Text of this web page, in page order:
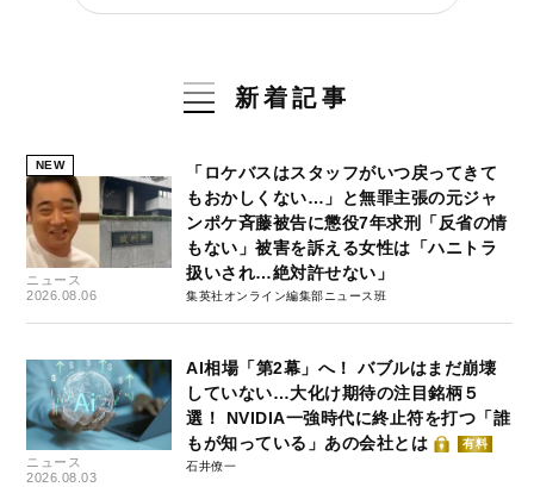
新着記事
NEW
ニュース
2026.08.06
「ロケバスはスタッフがいつ戻ってきて
もおかしくない…」と無罪主張の元ジャ
ンポケ斉藤被告に懲役7年求刑「反省の情
もない」被害を訴える女性は「ハニトラ
扱いされ…絶対許せない」
集英社オンライン編集部ニュース班
ニュース
2026.08.03
AI相場「第2幕」へ！ バブルはまだ崩壊
していない…大化け期待の注目銘柄５
選！ NVIDIA一強時代に終止符を打つ「誰
もが知っている」あの会社とは
有料
石井僚一